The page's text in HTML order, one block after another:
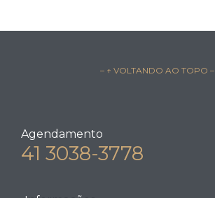
– ↑ VOLTANDO AO TOPO –
Agendamento
41 3038-3778